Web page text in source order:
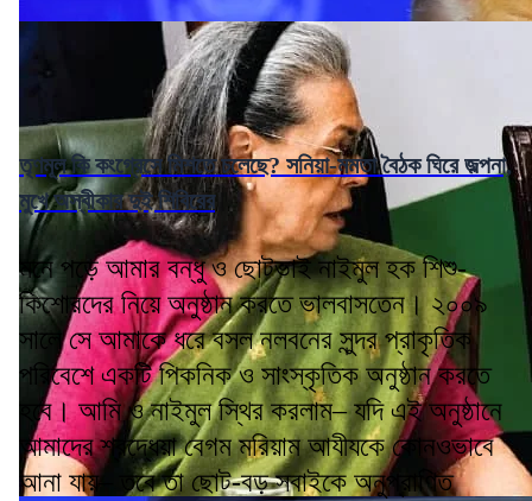
তৃণমূল কি কংগ্রেসে মিশতে চলেছে? সনিয়া-মমতা বৈঠক ঘিরে জল্পনা,
মুখে অস্বীকার দুই শিবিরের
মনে পড়ে আমার বন্ধু ও ছোটভাই নাইমুল হক শিশু-
কিশোরদের নিয়ে অনুষ্ঠান করতে ভালবাসতেন। ২০০৯
সালে সে আমাকে ধরে বসল নলবনের সুন্দর প্রাকৃতিক
পরিবেশে একটি পিকনিক ও সাংস্কৃতিক অনুষ্ঠান করতে
হবে। আমি ও নাইমুল স্থির করলাম– যদি এই অনুষ্ঠানে
আমাদের শ্রদ্ধেয়া বেগম মরিয়াম আযীযকে কোনওভাবে
আনা যায়– তবে তা ছোট-বড় সবাইকে অনুপ্রাণিত